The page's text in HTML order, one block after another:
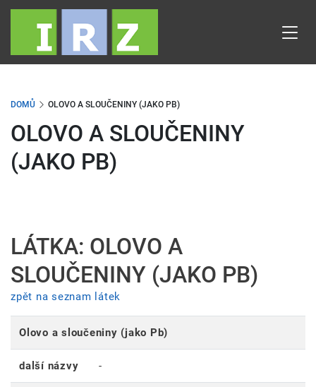
Přejít
obsahu
DOMŮ OLOVO A SLOUČENINY (JAKO PB)
OLOVO A SLOUČENINY
(JAKO PB)
LÁTKA: OLOVO A
SLOUČENINY (JAKO PB)
zpět na seznam látek
Olovo a sloučeniny (jako Pb)
další názvy -